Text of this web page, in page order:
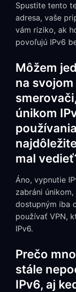
Spustite tento
adresa, vaše
vám riziko, ak
povoľujú IPv6
Môžem
na
únikom
mal
Áno, vypnutie
zabráni
dostupným iba
používať VPN,
IPv6.
Prečo
stále
IPv6, aj